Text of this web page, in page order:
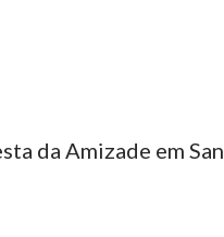
da Amizade em